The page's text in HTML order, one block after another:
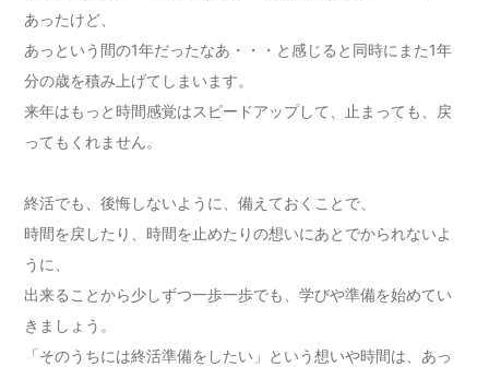
あったけど、
あっという間の1年だったなあ・・・と感じると同時にまた1年
分の歳を積み上げてしまいます。
来年はもっと時間感覚はスピードアップして、止まっても、戻
ってもくれません。
終活でも、後悔しないように、備えておくことで、
時間を戻したり、時間を止めたりの想いにあとでかられないよ
うに、
出来ることから少しずつ一歩一歩でも、学びや準備を始めてい
きましょう。
「そのうちには終活準備をしたい」という想いや時間は、あっ